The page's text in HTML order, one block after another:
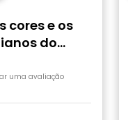
cores e os
do
uma avaliação